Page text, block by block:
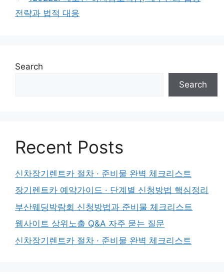
전략과 법적 대응
Search
Search
Recent Posts
신차장기렌트카 절차 · 준비물 완벽 체크리스트
장기렌트카 예약가이드 · 단계별 신청방법 핵심정리
부산웨딩박람회 신청방법과 준비물 체크리스트
웹사이트 상위노출 Q&A 자주 묻는 질문
신차장기렌트카 절차 · 준비물 완벽 체크리스트